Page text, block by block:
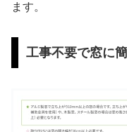
ます。
工事不要で窓に